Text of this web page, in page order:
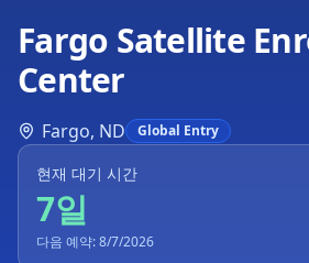
Fargo Satellite
Center
Fargo, ND Global Entry
현재 대기 시간
7일
다음 예약: 8/7/2026